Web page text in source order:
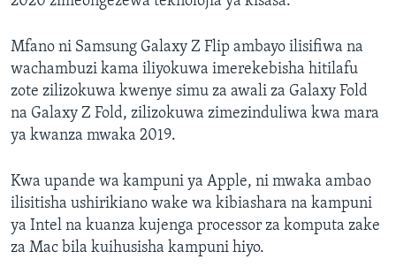
Mfano ni Samsung Galaxy Z Flip ambayo ilisifiwa na
wachambuzi kama iliyokuwa imerekebisha hitilafu
zote zilizokuwa kwenye simu za awali za Galaxy Fold
na Galaxy Z Fold, zilizokuwa zimezinduliwa kwa mara
ya kwanza mwaka 2019.
Kwa upande wa kampuni ya Apple, ni mwaka ambao
ilisitisha ushirikiano wake wa kibiashara na kampuni
ya Intel na kuanza kujenga processor za komputa zake
za Mac bila kuihusisha kampuni hiyo.